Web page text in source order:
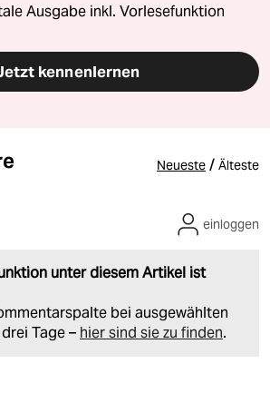
Ausgabe inkl. Vorlesefunktion
kennenlernen
Neueste / Älteste
unter diesem Artikel ist
bei ausgewählten
Tage – hier sind sie zu finden.
einloggen